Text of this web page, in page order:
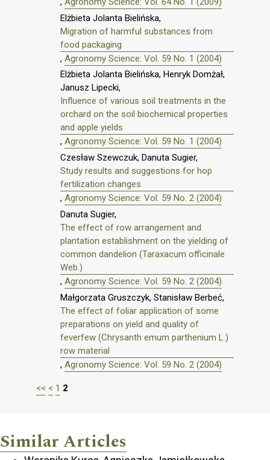
Elżbieta Jolanta Bielińska,
Migration of harmful substances from
food packaging
, Agronomy Science: Vol. 59 No. 1 (2004)
Elżbieta Jolanta Bielińska, Henryk Domżał,
Janusz Lipecki,
Influence of various soil treatments in the
orchard on the soil biochemical properties
and apple yields
, Agronomy Science: Vol. 59 No. 1 (2004)
Czesław Szewczuk, Danuta Sugier,
Study results and suggestions for hop
fertilization changes
, Agronomy Science: Vol. 59 No. 2 (2004)
Danuta Sugier,
The effect of row arrangement and
plantation establishment on the yielding of
common dandelion (Taraxacum officinale
Web.)
, Agronomy Science: Vol. 59 No. 2 (2004)
Małgorzata Gruszczyk, Stanisław Berbeć,
The effect of foliar application of some
preparations on yield and quality of
feverfew (Chrysanth emum parthenium L.)
row material
, Agronomy Science: Vol. 59 No. 2 (2004)
<< < 1 2
Similar Articles